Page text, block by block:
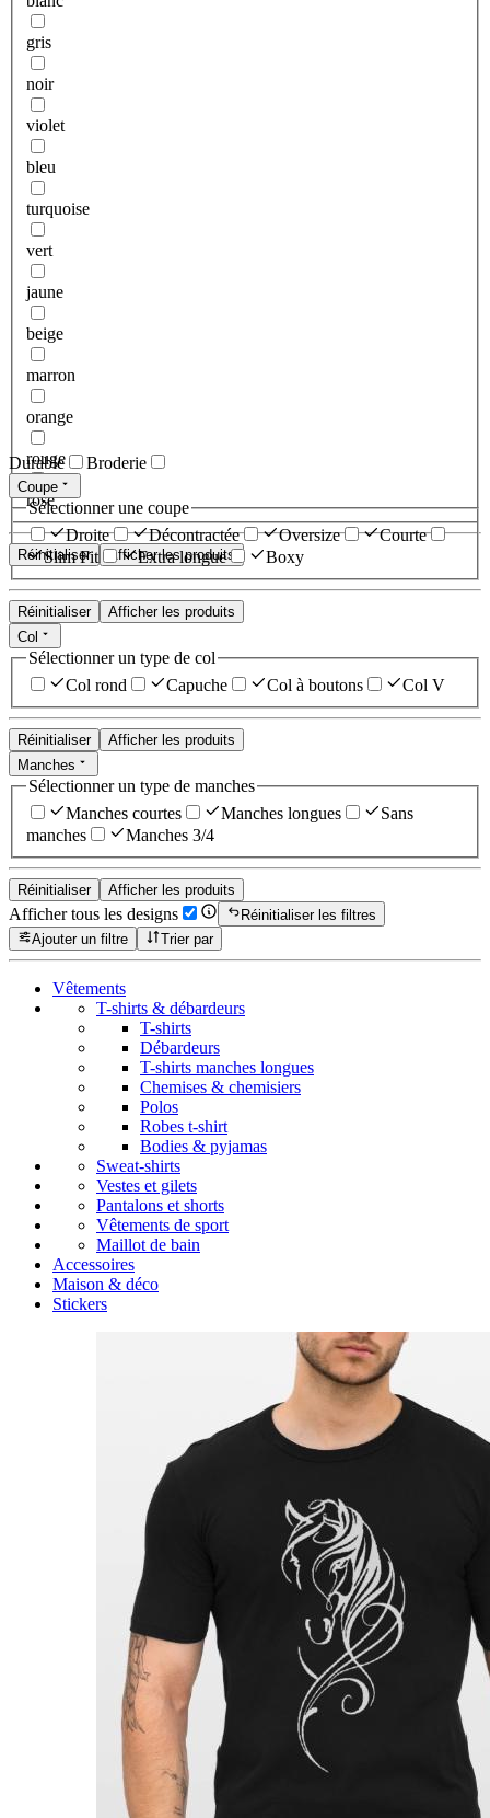
gris
noir
violet
bleu
turquoise
vert
jaune
beige
marron
orange
rouge
rose
Réinitialiser Afficher les produits
Durable Broderie
Coupe
Sélectionner une coupe
Droite
Décontractée Oversize
Courte
Slim Fit
Extra longue Boxy
Réinitialiser
Afficher les produits
Col
Sélectionner un type de col
Col rond
Capuche Col à boutons Col V
Réinitialiser
Afficher les produits
Manches
Sélectionner un type de manches
Manches courtes
Manches longues
Sans
manches
Manches 3/4
Réinitialiser Afficher les produits
Afficher tous les designs
Réinitialiser les filtres
Ajouter un filtre
Trier par
Vêtements
T-shirts & débardeurs
T-shirts
Débardeurs
T-shirts manches longues
Chemises & chemisiers
Polos
Robes t-shirt
Bodies & pyjamas
Sweat-shirts
Vestes et gilets
Pantalons et shorts
Vêtements de sport
Maillot de bain
Accessoires
Maison & déco
Stickers